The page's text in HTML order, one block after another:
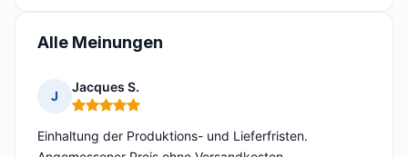
Alle Meinungen
J
Jacques S.
Hinweis: 5 von 5
Einhaltung der Produktions- und Lieferfristen.